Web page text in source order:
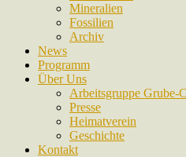
Mineralien
Fossilien
Archiv
News
Programm
Über Uns
Arbeitsgruppe Grube-
Presse
Heimatverein
Geschichte
Kontakt